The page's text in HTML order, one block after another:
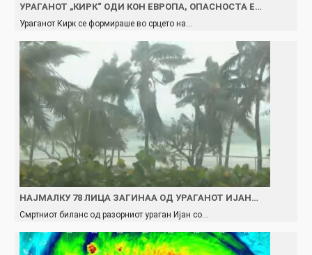
УРАГАНОТ „КИРК“ ОДИ КОН ЕВРОПА, ОПАСНОСТА Е…
Ураганот Кирк се формираше во срцето на…
НАЈМАЛКУ 78 ЛИЦА ЗАГИНАА ОД УРАГАНОТ ИЈАН…
Смртниот биланс од разорниот ураган Ијан со…